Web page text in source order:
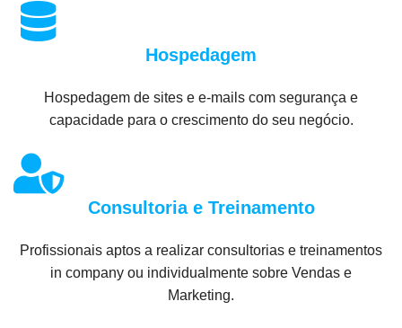
Hospedagem
Hospedagem de sites e e-mails com segurança e
capacidade para o crescimento do seu negócio.
Consultoria e Treinamento
Profissionais aptos a realizar consultorias e treinamentos
in company ou individualmente sobre Vendas e
Marketing.